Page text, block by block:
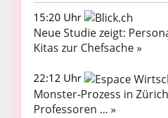
15:20 Uhr
Neue Studie zeigt:
Kitas zur Chefsache »
22:12 Uhr
Monster-Prozess in
Professoren ... »